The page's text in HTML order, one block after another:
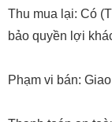
Thu mua lại: Có
bảo quyền lợi
Phạm vi bán: